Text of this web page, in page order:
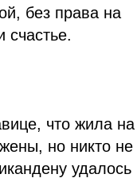
без права на
что жила на
но никто не
удалось